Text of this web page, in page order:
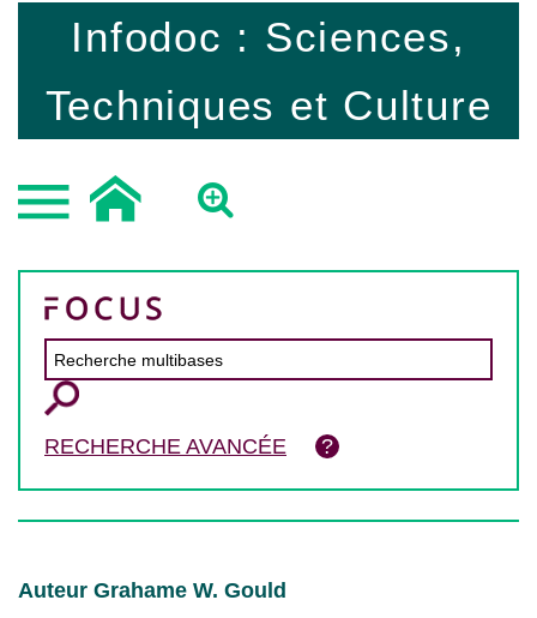
Infodoc : Sciences,
Techniques et Culture
RECHERCHE AVANCÉE
Auteur Grahame W. Gould